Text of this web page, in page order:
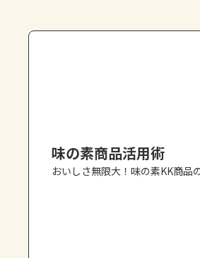
味の素商品活用術
おいしさ無限大！味の素KK商品